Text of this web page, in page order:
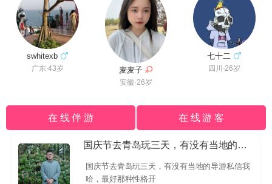
swhitexb
广东·43岁 麦麦子
安徽·26岁
七十二
四川·26岁
在 线 伴 游 在 线 游 客
国庆节去青岛玩三天，有没有当地的导游私信我哈
国庆节去青岛玩三天，有没有当地的导游私信我
哈，最好那种性格开